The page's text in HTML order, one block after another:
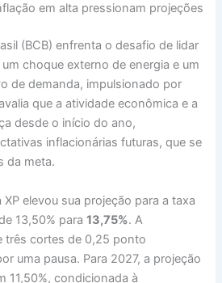
em alta pressionam projeções
(BCB) enfrenta o desafio de lidar
choque externo de energia e um
de demanda, impulsionado por
que a atividade econômica e a
desde o início do ano,
inflacionárias futuras, que se
da meta.
elevou sua projeção para a taxa
13,50% para13,75%. A
três cortes de 0,25 ponto
uma pausa. Para 2027, a projeção
11,50%, condicionada à